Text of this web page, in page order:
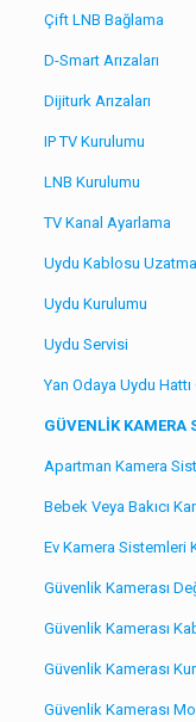
Çift LNB Bağlama
D-Smart Arızaları
Dijiturk Arızaları
IP TV Kurulumu
LNB Kurulumu
TV Kanal Ayarlama
Uydu Kablosu Uzatma
Uydu Kurulumu
Uydu Servisi
Yan Odaya Uydu
GÜVENLİK KAMERA
Apartman Kamera
Bebek Veya Bakıcı
Ev Kamera Sistemleri
Güvenlik Kamerası
Güvenlik Kamerası
Güvenlik Kamerası
Güvenlik Kamerası